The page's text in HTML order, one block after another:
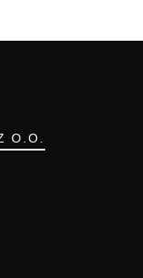
O.O.